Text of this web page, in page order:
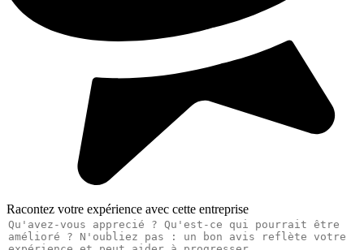
Racontez votre expérience avec cette entreprise